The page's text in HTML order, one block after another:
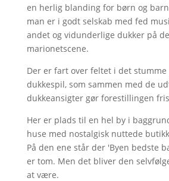
en herlig blanding for børn og
man er i godt selskab med fed
andet og vidunderlige dukker på
marionetscene.
Der er fart over feltet i det
dukkespil, som sammen med de
dukkeansigter gør forestillingen
Her er plads til en hel by i
huse med nostalgisk nuttede
På den ene står der 'Byen bedste
er tom. Men det bliver den
at være.